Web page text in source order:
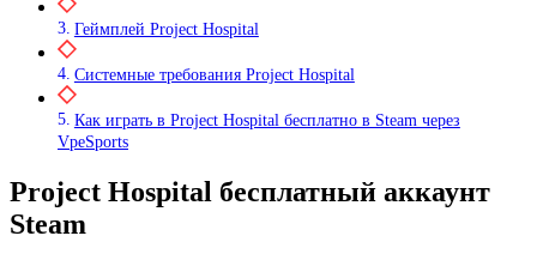
Геймплей Project Hospital
Системные требования Project Hospital
Как играть в Project Hospital бесплатно в Steam через
VpeSports
Project Hospital бесплатный аккаунт
Steam